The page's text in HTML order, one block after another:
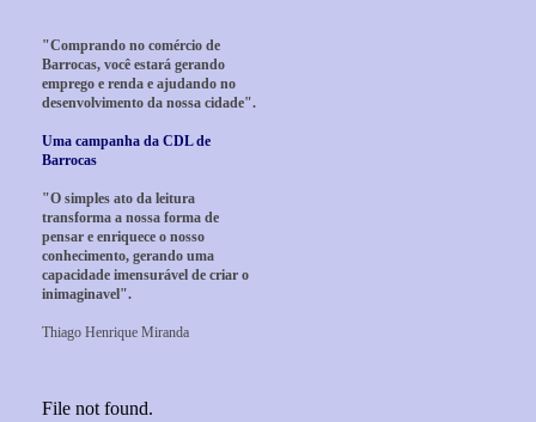
"Comprando no comércio de
Barrocas, você estará gerando
emprego e renda e ajudando no
desenvolvimento da nossa cidade".
Uma campanha da CDL de
Barrocas
"O simples ato da leitura
transforma a nossa forma de
pensar e enriquece o nosso
conhecimento, gerando uma
capacidade imensurável de criar o
inimaginavel".
Thiago Henrique Miranda